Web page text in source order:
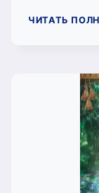
ЧИТАТЬ